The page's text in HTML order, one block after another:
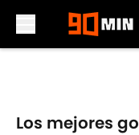
Los mejores